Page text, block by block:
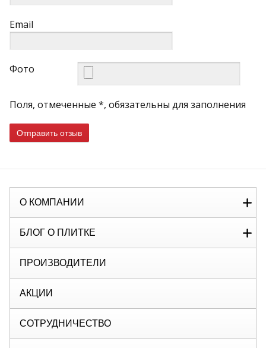
Email
Фото
Поля, отмеченные *, обязательны для заполнения
Отправить отзыв
О КОМПАНИИ
БЛОГ О ПЛИТКЕ
ПРОИЗВОДИТЕЛИ
АКЦИИ
СОТРУДНИЧЕСТВО